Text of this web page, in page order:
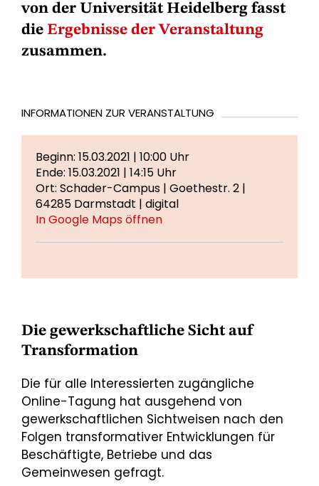
von der Universität Heidelberg fasst
die Ergebnisse der Veranstaltung
zusammen.
INFORMATIONEN ZUR VERANSTALTUNG
Beginn: 15.03.2021 | 10:00 Uhr
Ende: 15.03.2021 | 14:15 Uhr
Ort: Schader-Campus | Goethestr. 2 |
64285 Darmstadt | digital
In Google Maps öffnen
Die gewerkschaftliche Sicht auf
Transformation
Die für alle Interessierten zugängliche
Online-Tagung hat ausgehend von
gewerkschaftlichen Sichtweisen nach den
Folgen transformativer Entwicklungen für
Beschäftigte, Betriebe und das
Gemeinwesen gefragt.